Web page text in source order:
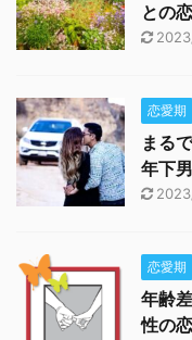
との
恋愛期
まる
年下
恋愛期
年齢
性の